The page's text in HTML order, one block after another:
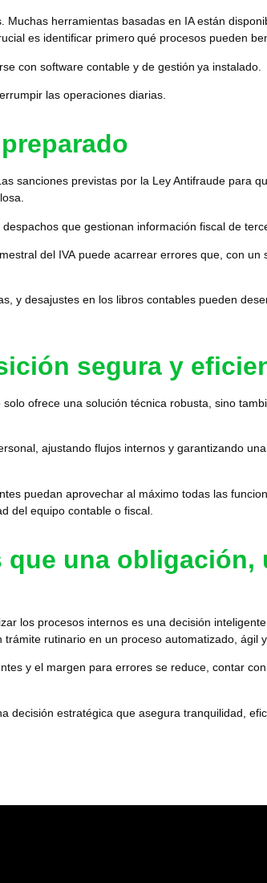
herramientas basadas en IA están
es identificar primeroqué procesos pueden
con software contable y de gestión ya instalado.
las operaciones diarias.
sanciones previstas por la Ley Antifraude para
que gestionan información fiscal de
del IVA puede acarrear errores que, con un
y desajustes en los libros contables pueden
segura y
solo ofrece una solución técnica robusta, sino
, ajustando flujos internos y garantizando
puedan aprovechar al máximo todas las
del equipo contable o fiscal.
una
los procesos internos es una decisión inteligente.
rutinario en un proceso automatizado, ágil
y el margen para errores se reduce, contar
decisión estratégica que asegura tranquilidad,